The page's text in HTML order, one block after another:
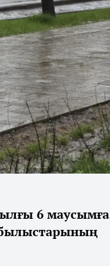
6 маусымға